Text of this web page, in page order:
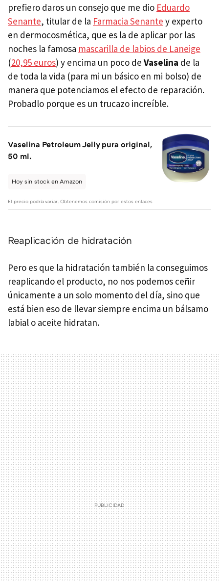
prefiero daros un consejo que me dio Eduardo
Senante, titular de la Farmacia Senante y experto
en dermocosmética, que es la de aplicar por las
noches la famosa mascarilla de labios de Laneige
(20,95 euros) y encima un poco de Vaselina de la
de toda la vida (para mi un básico en mi bolso) de
manera que potenciamos el efecto de reparación.
Probadlo porque es un trucazo increíble.
Vaselina Petroleum Jelly pura original,
50 ml.
Hoy sin stock en Amazon
El precio podría variar. Obtenemos comisión por estos enlaces
Reaplicación de hidratación
Pero es que la hidratación también la conseguimos
reaplicando el producto, no nos podemos ceñir
únicamente a un solo momento del día, sino que
está bien eso de llevar siempre encima un bálsamo
labial o aceite hidratan.